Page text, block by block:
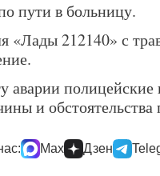
пути в больницу.
«Лады 212140» с
аварии полицейские
и
Max Дзен